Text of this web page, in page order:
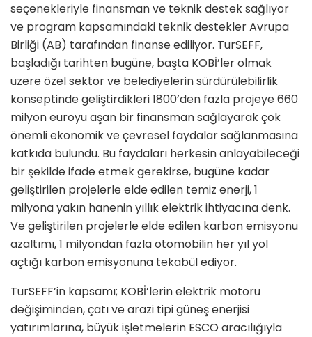
seçenekleriyle finansman ve teknik destek sağlıyor
ve program kapsamındaki teknik destekler Avrupa
Birliği (AB) tarafından finanse ediliyor. TurSEFF,
başladığı tarihten bugüne, başta KOBİ’ler olmak
üzere özel sektör ve belediyelerin sürdürülebilirlik
konseptinde geliştirdikleri 1800’den fazla projeye 660
milyon euroyu aşan bir finansman sağlayarak çok
önemli ekonomik ve çevresel faydalar sağlanmasına
katkıda bulundu. Bu faydaları herkesin anlayabileceği
bir şekilde ifade etmek gerekirse, bugüne kadar
geliştirilen projelerle elde edilen temiz enerji, 1
milyona yakın hanenin yıllık elektrik ihtiyacına denk.
Ve geliştirilen projelerle elde edilen karbon emisyonu
azaltımı, 1 milyondan fazla otomobilin her yıl yol
açtığı karbon emisyonuna te­kabül ediyor.
TurSEFF’in kapsamı; KOBİ’lerin elektrik motoru
değişiminden, çatı ve arazi tipi güneş enerjisi
yatırımlarına, büyük işletmelerin ESCO aracılığıyla